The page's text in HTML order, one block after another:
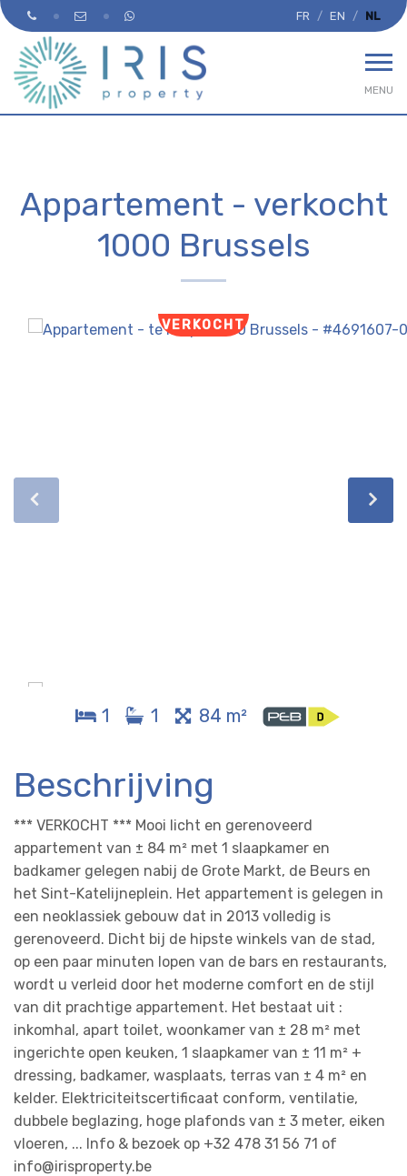
FR EN NL
MENU
Appartement - verkocht
1000 Brussels
VERKOCHT
1 1 84 m²
Beschrijving
*** VERKOCHT *** Mooi licht en gerenoveerd
appartement van ± 84 m² met 1 slaapkamer en
badkamer gelegen nabij de Grote Markt, de Beurs en
het Sint-Katelijneplein. Het appartement is gelegen in
een neoklassiek gebouw dat in 2013 volledig is
gerenoveerd. Dicht bij de hipste winkels van de stad,
op een paar minuten lopen van de bars en restaurants,
wordt u verleid door het moderne comfort en de stijl
van dit prachtige appartement. Het bestaat uit :
inkomhal, apart toilet, woonkamer van ± 28 m² met
ingerichte open keuken, 1 slaapkamer van ± 11 m² +
dressing, badkamer, wasplaats, terras van ± 4 m² en
kelder. Elektriciteitscertificaat conform, ventilatie,
dubbele beglazing, hoge plafonds van ± 3 meter, eiken
vloeren, ... Info & bezoek op +32 478 31 56 71 of
info@irisproperty.be